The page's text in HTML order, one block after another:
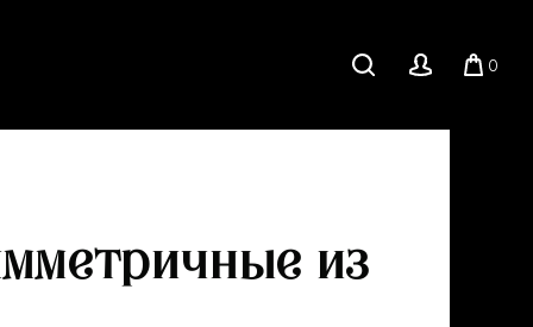
Поиск Личный 0
из